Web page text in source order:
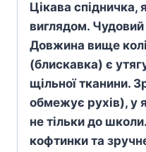
Цікава спідничка,
виглядом.
Довжина вище
(блискавка) є
щільної тканини.
обмежує рухів), у
не тільки до школи.
кофтинки та